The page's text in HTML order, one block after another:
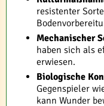
resistenter
Mechanischer
haben sich als
erwiesen.
Biologische
Gegenspieler
kann Wunder